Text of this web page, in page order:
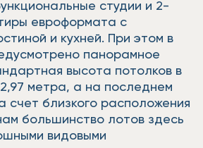
студии и 2-
евроформата с
и кухней. При этом в
панорамное
высота потолков в
метра, а на последнем
счет близкого расположения
большинство лотов здесь
видовыми